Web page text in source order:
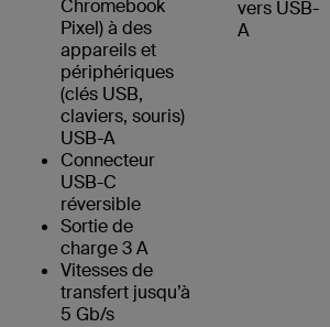
Chromebook
Pixel) à des
appareils et
périphériques
(clés USB,
claviers, souris)
USB-A
Connecteur
USB-C
réversible
Sortie de
charge 3 A
Vitesses de
transfert jusqu’à
5 Gb/s
vers USB-
A